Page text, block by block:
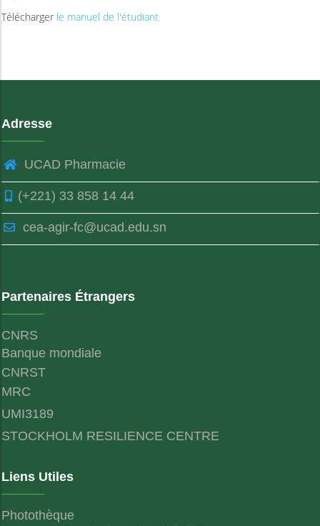
Télécharger le manuel de l'étudiant.
Adresse
UCAD Pharmacie
(+221) 33 858 14 44
cea-agir-fc@ucad.edu.sn
Partenaires Étrangers
CNRS
Banque mondiale
CNRST
MRC
UMI3189
STOCKHOLM RESILIENCE CENTRE
Liens Utiles
Photothèque